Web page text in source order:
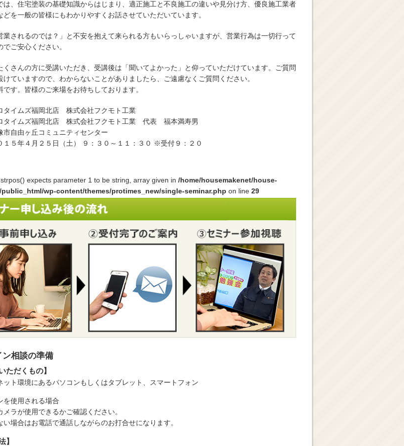
は、住宅塗装の基礎知識からはじまり、適正施工と不良施工の違いや見分け方、優良施工業者
どを一般の皆様にもわかりやすくお話させていただいています。
業されるのでは？」と不安を抱えて来られる方もいらっしゃいますが、営業行為は一切行って
でご安心ください。
くさんの方に受講いただき、受講後は「聞いてよかった」と仰っていただけています。ご質問
けていますので、わからないことがありましたら、ご遠慮なくご質問ください。
です。皆様のご来場をお待ちしております。
タイムズ福岡北店 株式会社フクモト工業
タイムズ福岡北店 株式会社フクモト工業 代表 福本満寿男
市自由ヶ丘コミュニティセンター
１５年４月２５日（土） ９：３０～１１：３０ ※受付９：２０
expects parameter 1 to be string, array given in /home/housemakenet/house-
public_html/wp-content/themes/protimes_new/single-seminar.php on line 29
ン相談の準備
ただくもの】
ット環境にあるパソコンもしくはタブレット、スマートフォン
を使用される場合
メラが使用できるかご確認ください。
い場合はお電話で通話しながらのお打合せになります。
】